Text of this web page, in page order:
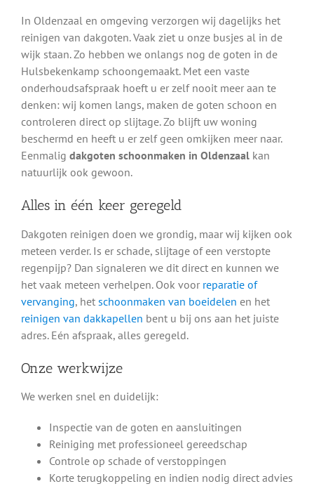
In Oldenzaal en omgeving verzorgen wij dagelijks het
reinigen van dakgoten. Vaak ziet u onze busjes al in de
wijk staan. Zo hebben we onlangs nog de goten in de
Hulsbekenkamp schoongemaakt. Met een vaste
onderhoudsafspraak hoeft u er zelf nooit meer aan te
denken: wij komen langs, maken de goten schoon en
controleren direct op slijtage. Zo blijft uw woning
beschermd en heeft u er zelf geen omkijken meer naar.
Eenmalig dakgoten schoonmaken in Oldenzaalkan
natuurlijk ook gewoon.
Alles in één keer geregeld
Dakgoten reinigen doen we grondig, maar wij kijken ook
meteen verder. Is er schade, slijtage of een verstopte
regenpijp? Dan signaleren we dit direct en kunnen we
het vaak meteen verhelpen. Ook voor reparatie of
vervanging, het schoonmaken van boeidelen en het
reinigen van dakkapellen bent u bij ons aan het juiste
adres. Eén afspraak, alles geregeld.
Onze werkwijze
We werken snel en duidelijk:
Inspectie van de goten en aansluitingen
Reiniging met professioneel gereedschap
Controle op schade of verstoppingen
Korte terugkoppeling en indien nodig direct advies